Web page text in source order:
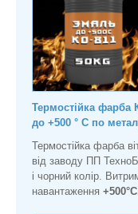
Термостійка фарба
до +500 ° С по
Термостійка фарба
від заводу ПП
і чорний колір.
навантаження